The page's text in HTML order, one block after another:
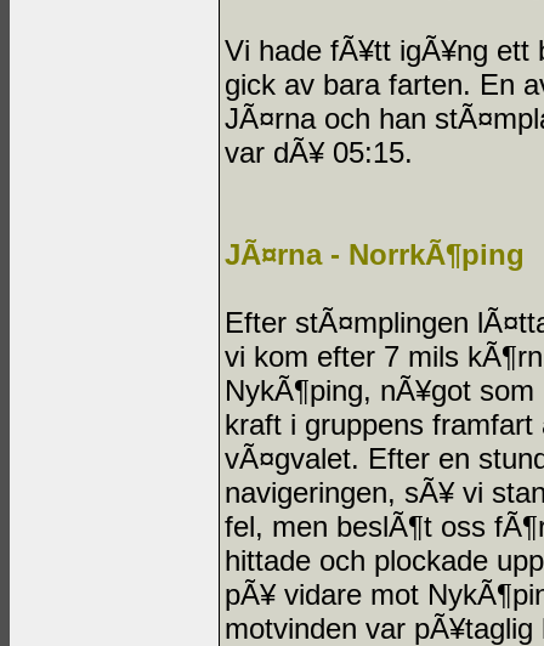
Vi hade fÃ¥tt igÃ¥ng ett
gick av bara farten. En
JÃ¤rna och han
var dÃ¥ 05:15.
JÃ¤rna - NorrkÃ¶ping
Efter stÃ¤mplingen
vi kom efter 7 mils
NykÃ¶ping, nÃ¥got
kraft i gruppens
vÃ¤gvalet. Efter en
navigeringen, sÃ¥ vi
fel, men beslÃ¶t oss
hittade och plockade
pÃ¥ vidare mot
motvinden var pÃ¥taglig